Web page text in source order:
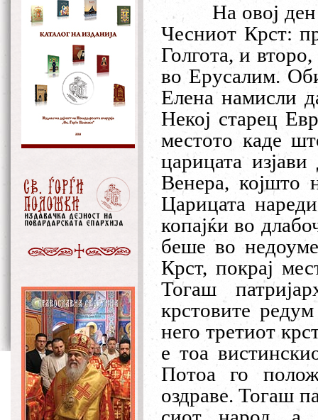
На овој
Чесниот Крст:
Голгота, и
во Ерусалим.
Елена намисли
Некој старец
местото каде
царицата
Венера, којшто
Царицата
копајќи во
беше во
Крст, покрај
Тогаш
крстовите
него третиот
е тоа
Потоа го
оздраве. Тогаш